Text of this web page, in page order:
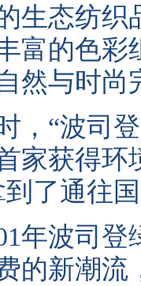
生态纺织
富的色彩
然与时尚
“波司登”
家获得环
到了通往
波司登
的新潮流